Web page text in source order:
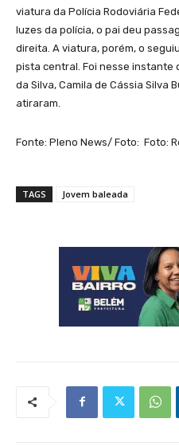
viatura da Polícia Rodoviária
luzes da polícia, o pai deu
direita. A viatura, porém, o
pista central. Foi nesse instante
da Silva, Camila de Cássia Silva
atiraram.
Fonte: Pleno News/ Foto: Foto:
TAGS Jovem baleada